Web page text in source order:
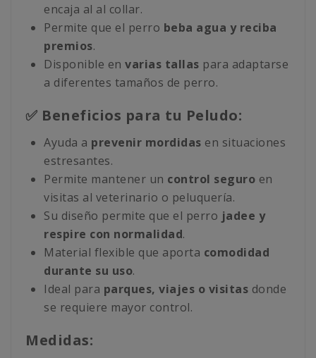
encaja al al collar.
Permite que el perro beba agua y reciba
premios.
Disponible en varias tallas para adaptarse
a diferentes tamaños de perro.
✅ Beneficios para tu Peludo:
Ayuda a prevenir mordidas en situaciones
estresantes.
Permite mantener un control seguro en
visitas al veterinario o peluquería.
Su diseño permite que el perro jadee y
respire con normalidad.
Material flexible que aporta comodidad
durante su uso.
Ideal para parques, viajes o visitas donde
se requiere mayor control.
Medidas: